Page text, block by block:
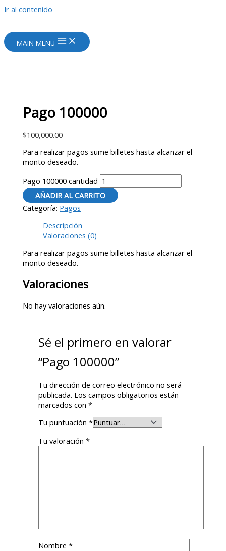
Ir al contenido
MAIN MENU
Pago 100000
$100,000.00
Para realizar pagos sume billetes hasta alcanzar el
monto deseado.
Pago 100000 cantidad
AÑADIR AL CARRITO
Categoría: Pagos
Descripción
Valoraciones (0)
Para realizar pagos sume billetes hasta alcanzar el
monto deseado.
Valoraciones
No hay valoraciones aún.
Sé el primero en valorar
“Pago 100000”
Tu dirección de correo electrónico no será
publicada. Los campos obligatorios están
marcados con*
Tu puntuación*
Tu valoración*
Nombre*